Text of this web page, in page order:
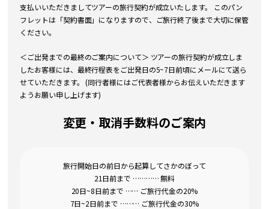
支払いいただきましてツアーの旅行契約が成立いたします。 このパン
フレットは「契約書面」になりますので、ご旅行終了後まで大切に保管
ください。
＜ご出発までの最終のご案内について＞ ツアーの旅行契約が成立しま
したお客様には、最終行程表をご出発日の5~7日前頃にメールにて送ら
せていただきます。 (同行者様にはご代表者様からお伝えいただきます
ようお願い申し上げます)
変更・取消手数料のご案内
旅行開始日の前日から起算してさかのぼって
21日前まで ………… 無料
20日~8日前まで …… ご旅行代金の20%
7日~2日前まで ……… ご旅行代金の30%